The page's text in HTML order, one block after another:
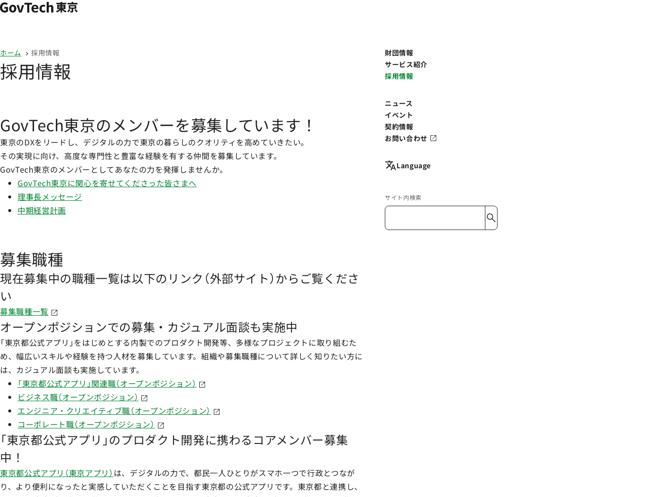
本文へ移動 ホーム
財団情報
サービス紹介
採用情報
ニュース
イベント
契約情報
お問い合わせ
Language
サイト内検索
ホーム 採用情報
採用情報
GovTech東京のメンバーを募集しています！
東京のDXをリードし、デジタルの力で東京の暮らしのクオリティを高めていきたい。
その実現に向け、高度な専門性と豊富な経験を有する仲間を募集しています。
GovTech東京のメンバーとしてあなたの力を発揮しませんか。
GovTech東京に関心を寄せてくださった皆さまへ
理事長メッセージ
中期経営計画
募集職種
現在募集中の職種一覧は以下のリンク（外部サイト）からご覧くださ
い
募集職種一覧
オープンポジションでの募集・カジュアル面談も実施中
「東京都公式アプリ」をはじめとする内製でのプロダクト開発等、多様なプロジェクトに取り組むた
め、幅広いスキルや経験を持つ人材を募集しています。組織や募集職種について詳しく知りたい方に
は、カジュアル面談も実施しています。
「東京都公式アプリ」関連職（オープンポジション）
ビジネス職（オープンポジション）
エンジニア・クリエイティブ職（オープンポジション）
コーポレート職（オープンポジション）
「東京都公式アプリ」のプロダクト開発に携わるコアメンバー募集
中！
東京都公式アプリ（東京アプリ） は、デジタルの力で、都民一人ひとりがスマホ一つで行政とつなが
り、より便利になったと実感していただくことを目指す東京都の公式アプリです。東京都と連携し、